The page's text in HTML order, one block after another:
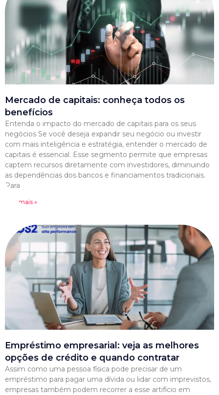
Mercado de capitais: conheça todos os
benefícios
Entenda o impacto do mercado de capitais para os seus
negócios Se você deseja expandir seu negócio ou investir
com mais inteligência e estratégia, entender o mercado de
capitais é essencial. Esse segmento permite que empresas
captem recursos diretamente com investidores, diminuindo
as dependências dos bancos e financiamentos tradicionais.
Para
Leia mais »
Empréstimo empresarial: veja as melhores
opções de crédito e quando contratar
Assim como uma pessoa física pode precisar de um
empréstimo para pagar uma dívida ou lidar com imprevistos,
empresas também podem recorrer a esse artifício em